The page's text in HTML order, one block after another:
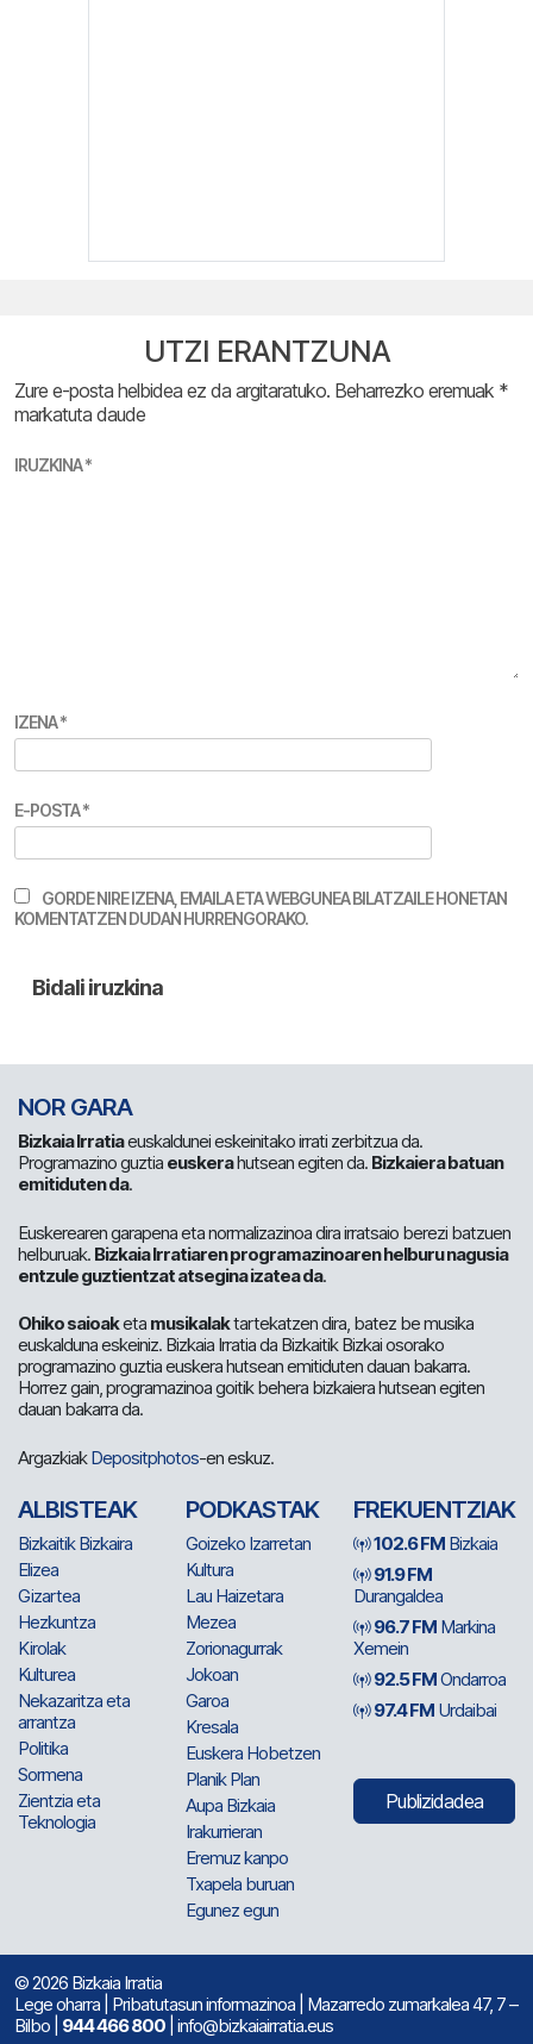
UTZI ERANTZUNA
Zure e-posta helbidea ez da argitaratuko. Beharrezko eremuak *
markatuta daude
IRUZKINA*
IZENA*
E-POSTA*
GORDE NIRE IZENA, EMAILA ETA WEBGUNEA BILATZAILE HONETAN
KOMENTATZEN DUDAN HURRENGORAKO.
NOR GARA
Bizkaia Irratiaeuskaldunei eskeinitako irrati zerbitzua da.
Programazino guztia euskerahutsean egiten da. Bizkaiera batuan
emitiduten da.
Euskerearen garapena eta normalizazinoa dira irratsaio berezi batzuen
helburuak. Bizkaia Irratiaren programazinoaren helburu nagusia
entzule guztientzat atsegina izatea da.
Ohiko saioaketa musikalaktartekatzen dira, batez be musika
euskalduna eskeiniz. Bizkaia Irratia da Bizkaitik Bizkai osorako
programazino guztia euskera hutsean emitiduten dauan bakarra.
Horrez gain, programazinoa goitik behera bizkaiera hutsean egiten
dauan bakarra da.
ArgazkiakDepositphotos-en eskuz.
ALBISTEAK
Bizkaitik Bizkaira
Elizea
Gizartea
Hezkuntza
Kirolak
Kulturea
Nekazaritza eta
arrantza
Politika
Sormena
Zientzia eta
Teknologia
PODKASTAK
Goizeko Izarretan
Kultura
Lau Haizetara
Mezea
Zorionagurrak
Jokoan
Garoa
Kresala
Euskera Hobetzen
Planik Plan
Aupa Bizkaia
Irakurrieran
Eremuz kanpo
Txapela buruan
Egunez egun
FREKUENTZIAK
102.6 FM Bizkaia
91.9 FM
Durangaldea
96.7 FM Markina
Xemein
92.5 FMOndarroa
97.4 FM Urdaibai
Publizidadea
© 2026 Bizkaia Irratia
Lege oharra Pribatutasun informazinoa | Mazarredo zumarkalea 47, 7 –
Bilbo | 944 466 800 | info@bizkaiairratia.eus